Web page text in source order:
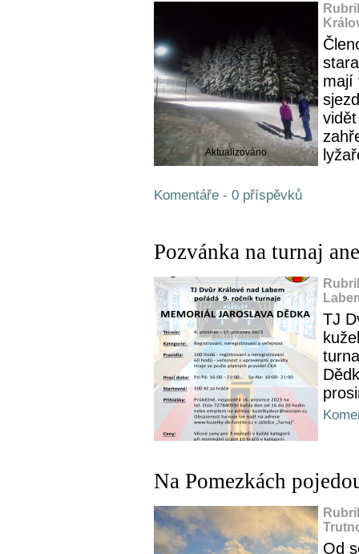
Aktualizováno
mají
Komentáře - 0 příspěvků
Pozvánka na turnaj
TJ
Na Pomezkách
Od